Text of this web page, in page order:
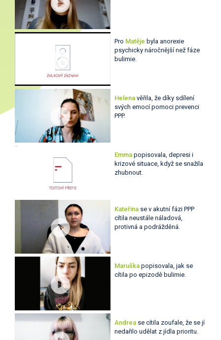
Pro Matěje byla anorexie
psychicky náročnější než fáze
bulimie.
Helenavěřila, že díky sdílení
svých emocí pomoci prevenci
PPP.
Emma popisovala, depresi i
krizové situace, když se snažila
zhubnout.
Kateřinase v akutní fázi PPP
cítila neustále náladová,
protivná a podrážděná.
Maruškapopisovala, jak se
cítila po epizodě bulimie.
Andrea se cítila zoufale, že se jí
nedařilo udělat z jídla prioritu.